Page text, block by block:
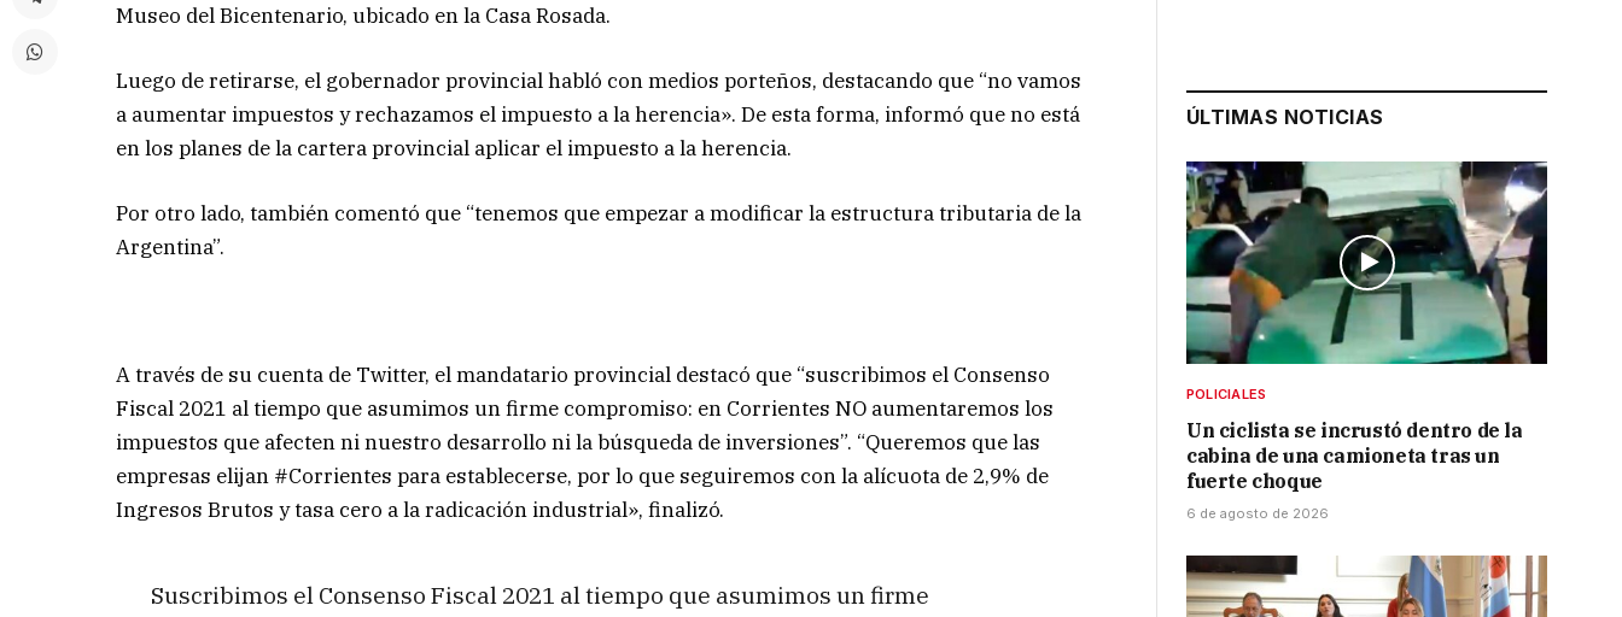
Museo del Bicentenario, ubicado en la Casa Rosada.
Luego de retirarse, el gobernador provincial habló con medios porteños, destacando que “no vamos
a aumentar impuestos y rechazamos el impuesto a la herencia». De esta forma, informó que no está
en los planes de la cartera provincial aplicar el impuesto a la herencia.
Por otro lado, también comentó que “tenemos que empezar a modificar la estructura tributaria de la
Argentina”.
A través de su cuenta de Twitter, el mandatario provincial destacó que “suscribimos el Consenso
Fiscal 2021 al tiempo que asumimos un firme compromiso: en Corrientes NO aumentaremos los
impuestos que afecten ni nuestro desarrollo ni la búsqueda de inversiones”. “Queremos que las
empresas elijan #Corrientes para establecerse, por lo que seguiremos con la alícuota de 2,9% de
Ingresos Brutos y tasa cero a la radicación industrial», finalizó.
Suscribimos el Consenso Fiscal 2021 al tiempo que asumimos un firme
ÚLTIMAS NOTICIAS
POLICIALES
Un ciclista se incrustó dentro de la
cabina de una camioneta tras un
fuerte choque
6 de agosto de 2026